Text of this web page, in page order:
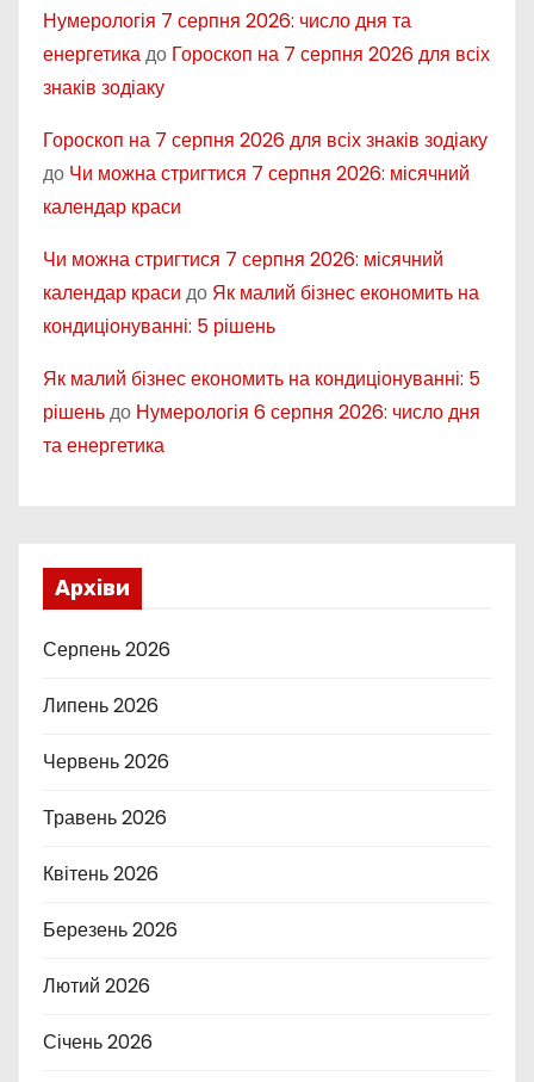
Нумерологія 7 серпня 2026: число дня та
енергетикадо Гороскоп на 7 серпня 2026 для всіх
знаків зодіаку
Гороскоп на 7 серпня 2026 для всіх знаків зодіаку
до Чи можна стригтися 7 серпня 2026: місячний
календар краси
Чи можна стригтися 7 серпня 2026: місячний
календар краси до Як малий бізнес економить на
кондиціонуванні: 5 рішень
Як малий бізнес економить на кондиціонуванні: 5
рішеньдо Нумерологія 6 серпня 2026: число дня
та енергетика
Архіви
Серпень 2026
Липень 2026
Червень 2026
Травень 2026
Квітень 2026
Березень 2026
Лютий 2026
Січень 2026